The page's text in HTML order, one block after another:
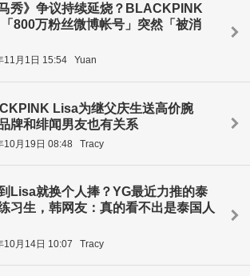
马秀》争议持续延烧？BLACKPINK
800万粉丝微博帐号」突然「被消
11月1日 15:54 Yuan
Lisa为继父庆生送高价腕
牌和绯闻男友也有关系
10月19日 08:48 Tracy
Lisa就换个人捧？YG最近力推的泰
习生，韩网友：真的看不出是泰国人
10月14日 10:07 Tracy